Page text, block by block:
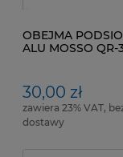
OBEJMA
ALU MOSSO QR-
30,00 zł
zawiera 23% VAT,
dostawy